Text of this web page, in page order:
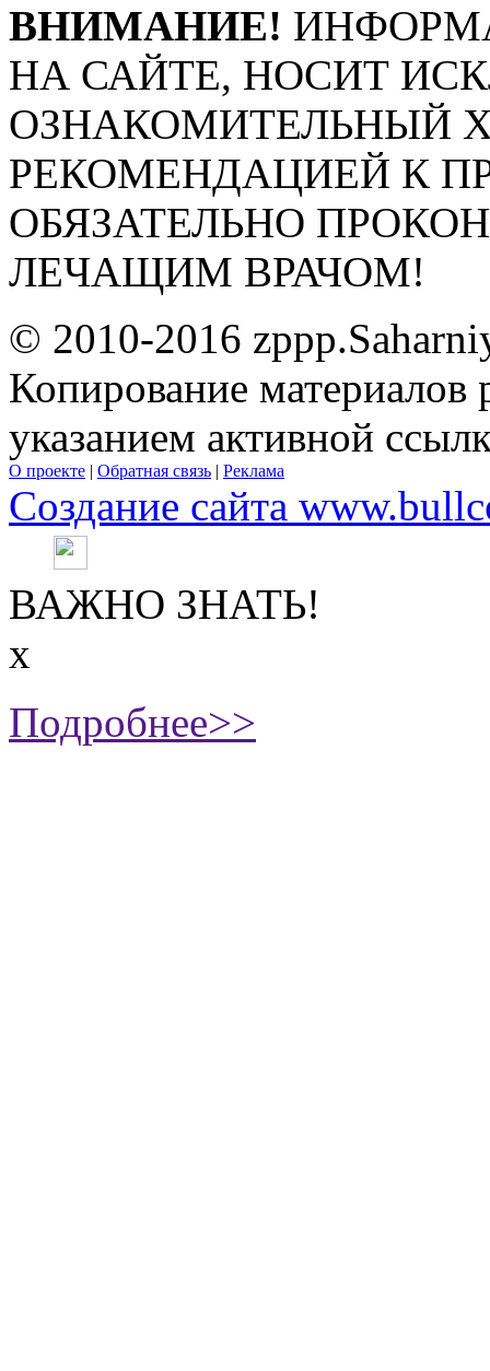
ВНИМАНИЕ!
НА САЙТЕ, НОСИТ
ОЗНАКОМИТЕЛЬНЫЙ
РЕКОМЕНДАЦИЕЙ К
ОБЯЗАТЕЛЬНО
ЛЕЧАЩИМ ВРАЧОМ!
© 2010-2016
Копирование материалов
указанием активной
О проекте | Обратная связь | Реклама
Создание сайта
ВАЖНО ЗНАТЬ!
х
Подробнее>>